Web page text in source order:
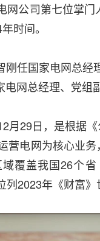
网公司第七位掌
时间。
任国家电网总
网总经理、党组
月29日，是根据
营电网为核心业
覆盖我国26个
2023年《财富》